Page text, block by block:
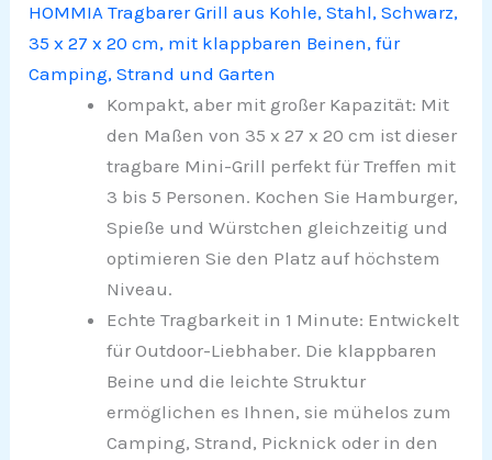
HOMMIA Tragbarer Grill aus Kohle, Stahl, Schwarz,
35 x 27 x 20 cm, mit klappbaren Beinen, für
Camping, Strand und Garten
Kompakt, aber mit großer Kapazität: Mit
den Maßen von 35 x 27 x 20 cm ist dieser
tragbare Mini-Grill perfekt für Treffen mit
3 bis 5 Personen. Kochen Sie Hamburger,
Spieße und Würstchen gleichzeitig und
optimieren Sie den Platz auf höchstem
Niveau.
Echte Tragbarkeit in 1 Minute: Entwickelt
für Outdoor-Liebhaber. Die klappbaren
Beine und die leichte Struktur
ermöglichen es Ihnen, sie mühelos zum
Camping, Strand, Picknick oder in den